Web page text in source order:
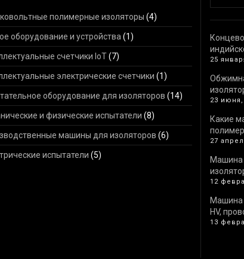
полимерные изоляторы (4)
оборудование и устройства(1)
счетчики IoT(7)
электрические счетчики (1)
оборудование для изоляторов (14)
и физические испытатели (8)
машины для изоляторов (6)
испытатели (5)
25
23 июня,
Какие
27
Машина
12
Машина
HV,
13